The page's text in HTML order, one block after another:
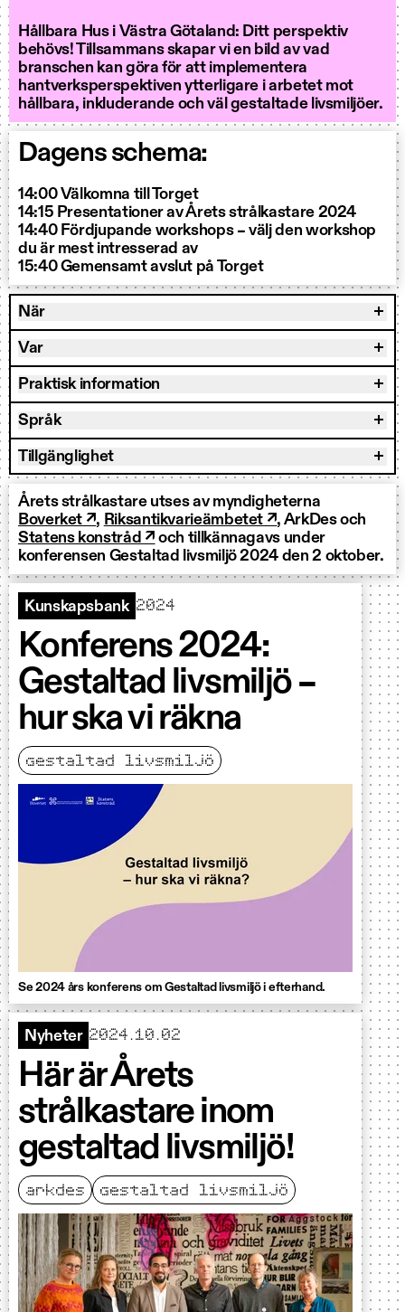
Hållbara Hus i Västra Götaland: Ditt perspektiv
behövs! Tillsammans skapar vi en bild av vad
branschen kan göra för att implementera
hantverksperspektiven ytterligare i arbetet mot
hållbara, inkluderande och väl gestaltade livsmiljöer.
Dagens schema:
14:00 Välkomna till Torget
14:15 Presentationer av Årets strålkastare 2024
14:40 Fördjupande workshops – välj den workshop
du är mest intresserad av
15:40 Gemensamt avslut på Torget
När
Var
Praktisk information
Språk
Tillgänglighet
Årets strålkastare utses av myndigheterna
Boverket ↗, Riksantikvarieämbetet ↗, ArkDes och
Statens konstråd ↗ och tillkännagavs under
konferensen Gestaltad livsmiljö 2024 den 2 oktober.
Kunskapsbank 2024
Konferens 2024:
Gestaltad livsmiljö –
hur ska vi räkna
gestaltad livsmiljö
Se 2024 års konferens om Gestaltad livsmiljö i efterhand.
Nyheter 2024.10.02
Här är Årets
strålkastare inom
gestaltad livsmiljö!
arkdes gestaltad livsmiljö